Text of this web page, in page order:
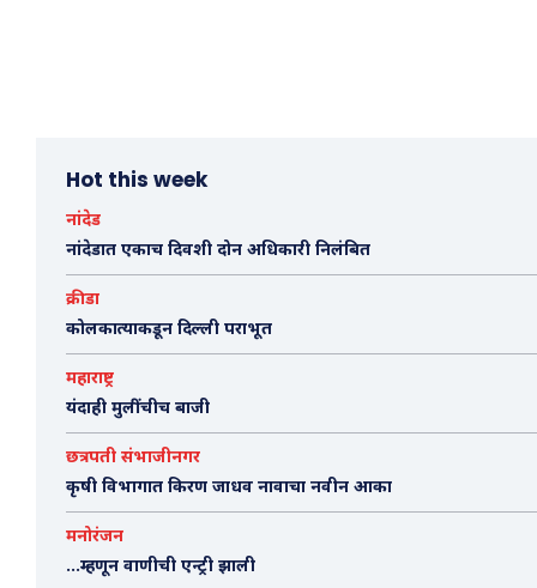
Hot this week
नांदेड
नांदेडात एकाच दिवशी दोन अधिकारी निलंबित
क्रीडा
कोलकात्याकडून दिल्ली पराभूत
महाराष्ट्र
यंदाही मुलींचीच बाजी
छत्रपती संभाजीनगर
कृषी विभागात किरण जाधव नावाचा नवीन आका
मनोरंजन
…म्हणून वाणीची एन्ट्री झाली